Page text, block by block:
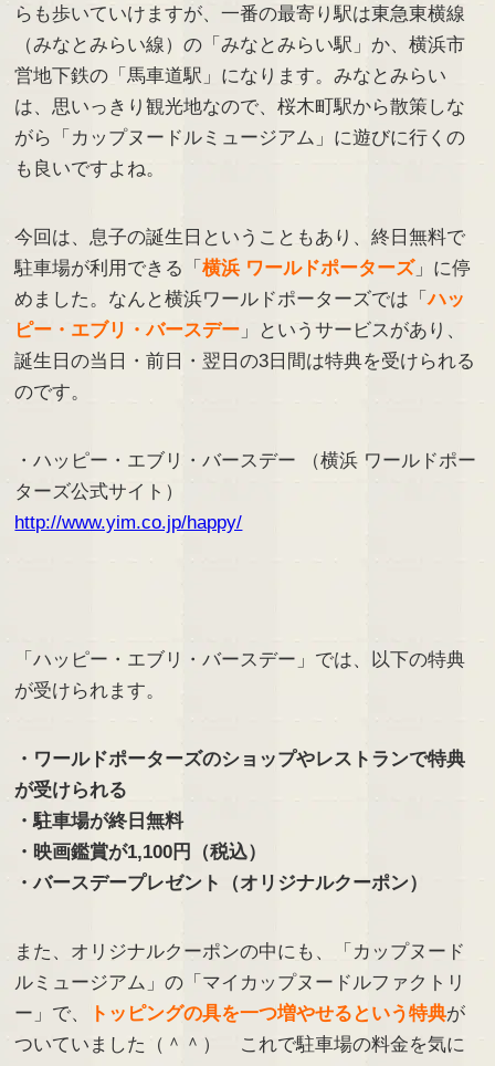
らも歩いていけますが、一番の最寄り駅は東急東横線
（みなとみらい線）の「みなとみらい駅」か、横浜市
営地下鉄の「馬車道駅」になります。みなとみらい
は、思いっきり観光地なので、桜木町駅から散策しな
がら「カップヌードルミュージアム」に遊びに行くの
も良いですよね。
今回は、息子の誕生日ということもあり、終日無料で
駐車場が利用できる「横浜 ワールドポーターズ」に停
めました。なんと横浜ワールドポーターズでは「ハッ
ピー・エブリ・バースデー 」というサービスがあり、
誕生日の当日・前日・翌日の3日間は特典を受けられる
のです。
・ハッピー・エブリ・バースデー （横浜 ワールドポー
ターズ公式サイト）
http://www.yim.co.jp/happy/
「ハッピー・エブリ・バースデー」では、以下の特典
が受けられます。
・ワールドポーターズのショップやレストランで特典
が受けられる
・駐車場が終日無料
・映画鑑賞が1,100円（税込）
・バースデープレゼント（オリジナルクーポン）
また、オリジナルクーポンの中にも、「カップヌード
ルミュージアム」の「マイカップヌードルファクトリ
ー」で、
トッピングの具を一つ増やせるという特典が
ついていました（＾＾） これで駐車場の料金を気に